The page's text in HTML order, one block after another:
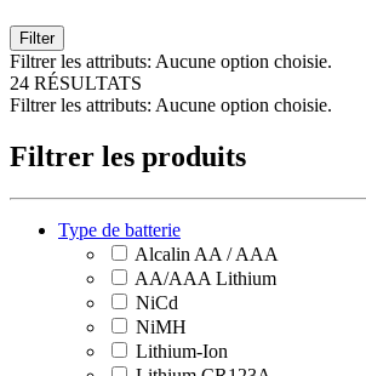
Filter
Filtrer les attributs: Aucune option choisie.
24 RÉSULTATS
Filtrer les attributs: Aucune option choisie.
Filtrer les produits
Type de batterie
Alcalin AA / AAA
AA/AAA Lithium
NiCd
NiMH
Lithium-Ion